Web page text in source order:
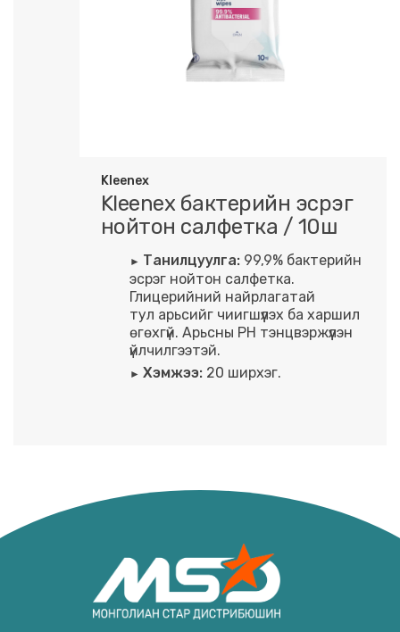
Kleenex
Kleenex бактерийн эсрэг
нойтон салфетка / 10ш
Танилцуулга:99,9% бактерийн
эсрэг нойтон салфетка.
Глицерийний найрлагатай
тул арьсийг чиигшүүлэх ба харшил
өгөхгүй. Арьсны PH тэнцвэржүүлэн
үйлчилгээтэй.
Хэмжээ:20 ширхэг.